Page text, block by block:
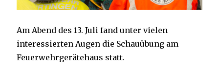
Am Abend des 13. Juli fand unter vielen
interessierten Augen die Schauübung am
Feuerwehrgerätehaus statt.